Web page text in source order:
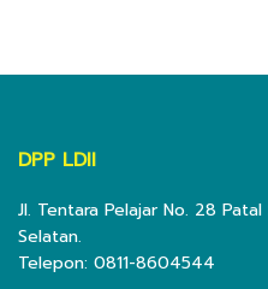
DPP LDII
Jl. Tentara Pelajar No. 28
Selatan.
Telepon: 0811-8604544